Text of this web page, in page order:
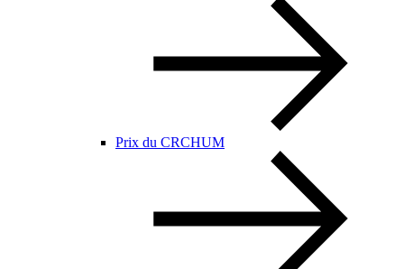
Prix du CRCHUM